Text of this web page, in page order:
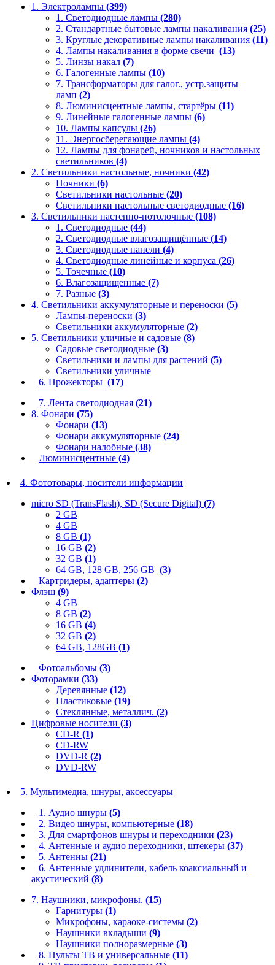
1. Электролампы (399)
1. Светодиодные лампы (280)
2. Стандартные бытовые лампы накаливания (25)
3. Круглые декоративные лампы накаливания (11)
4. Лампы накаливания в форме свечи (13)
5. Линзы накал (7)
6. Галогенные лампы (10)
7. Трансформаторы для галог., устр.защиты
ламп (2)
8. Люминисцентные лампы, стартёры (11)
9. Линейные галогенные лампы (6)
10. Лампы капсулы (26)
11. Энергосберегающие лампы (4)
12. Лампы для фонарей, ночников и настольных
светильников (4)
2. Светильники настольные, ночники (42)
Ночники (6)
Светильники настольные (20)
Светильники настольные светодиодные (16)
3. Светильники настенно-потолочные (108)
1. Светодиодные (44)
2. Светодиодные влагозащищённые (14)
3. Светодиодные панели (4)
4. Светодиодные линейные и корпуса (26)
5. Точечные (10)
6. Влагозащищенные (7)
7. Разные (3)
4. Светильники аккумуляторные и переноски (5)
Лампы-переноски (3)
Светильники аккумуляторные (2)
5. Светильники уличные и садовые (8)
Садовые светодиодные (3)
Светильники и лампы для растений (5)
Светильники уличные
6. Прожекторы (17)
7. Лента светодиодная (21)
8. Фонари (75)
Фонари (13)
Фонари аккумуляторные (24)
Фонари налобные (38)
Люминисцентные (4)
4. Фототовары, носители информации
micro SD (TransFlash), SD (Secure Digital) (7)
2 GB
4 GB
8 GB (1)
16 GB (2)
32 GB (1)
64 GB, 128 GB, 256 GB (3)
Картридеры, адаптеры (2)
Флэш (9)
4 GB
8 GB (2)
16 GB (4)
32 GB (2)
64 GB, 128GB (1)
Фотоальбомы (3)
Фоторамки (33)
Деревянные (12)
Пластиковые (19)
Стеклянные, металлич. (2)
Цифровые носители (3)
CD-R (1)
CD-RW
DVD-R (2)
DVD-RW
5. Мультимедиа, шнуры, аксессуары
1. Аудио шнуры (5)
2. Видео шнуры, компьютерные (18)
3. Для смартфонов шнуры и переходники (23)
4. Антенные и аудио переходники, штекеры (37)
5. Антенны (21)
6. Антенные удлинители, кабель коаксиальный и
акустический (8)
7. Наушники, микрофоны. (15)
Гарнитуры (1)
Микрофоны, караоке-системы (2)
Наушники вкладыши (9)
Наушники полноразмерные (3)
8. Пульты ТВ и универсальные (11)